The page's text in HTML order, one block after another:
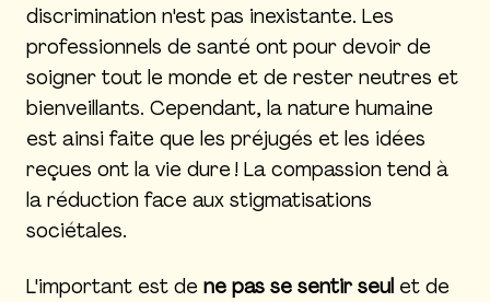
discrimination n'est pas inexistante. Les
professionnels de santé ont pour devoir de
soigner tout le monde et de rester neutres et
bienveillants. Cependant, la nature humaine
est ainsi faite que les préjugés et les idées
reçues ont la vie dure ! La compassion tend à
la réduction face aux stigmatisations
sociétales.
L'important est de ne pas se sentir seul et de